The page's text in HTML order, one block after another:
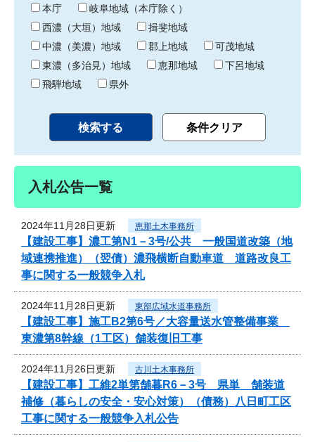
わ
り
本庁
岐阜地域（本庁除く）
西濃（大垣）地域
揖斐地域
中濃（美濃）地域
郡上地域
可茂地域
東濃（多治見）地域
恵那地域
下呂地域
飛騨地域
県外
入札公告一覧
2024年11月28日更新 恵那土木事務所
【建設工事】濃工第N1－3号/公共 一般国道改築（地
域連携推進）（翌債）濃飛横断自動車道 道路改良工
事に関する一般競争入札
2024年11月28日更新 東部広域水道事務所
【建設工事】施工B2第6号／大容量送水管整備事業
東濃第8幹線（1工区）舗装復旧工事
2024年11月26日更新 古川土木事務所
【建設工事】工維2単第舗暮R6－3号 県単 舗装道
補修（暮らしの安全・安心対策）（債務）八日町工区
工事に関する一般競争入札公告